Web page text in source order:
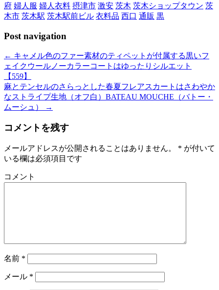
府 婦人服 婦人衣料 摂津市 激安 茨木 茨木ショップタウン 茨
木市 茨木駅 茨木駅前ビル 衣料品 西口 通販 黒
Post navigation
← キャメル色のファー素材のティペットが付属する黒いフ
ェイクウールノーカラーコートはゆったりシルエット
【559】
麻とテンセルのさらっとした春夏フレアスカートはさわやか
なストライプ生地（オフ白）BATEAU MOUCHE（バトー・
ムーシュ）
→
コメントを残す
メールアドレスが公開されることはありません。 * が付いて
いる欄は必須項目です
コメント
名前 *
メール *